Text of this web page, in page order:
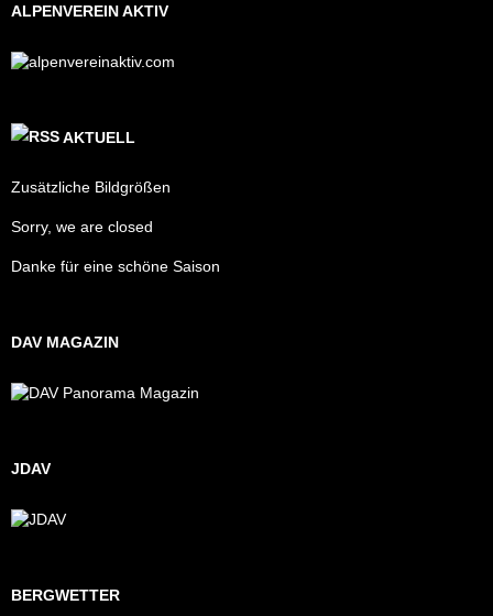
ALPENVEREIN AKTIV
AKTUELL
Zusätzliche Bildgrößen
Sorry, we are closed
Danke für eine schöne Saison
DAV MAGAZIN
JDAV
BERGWETTER